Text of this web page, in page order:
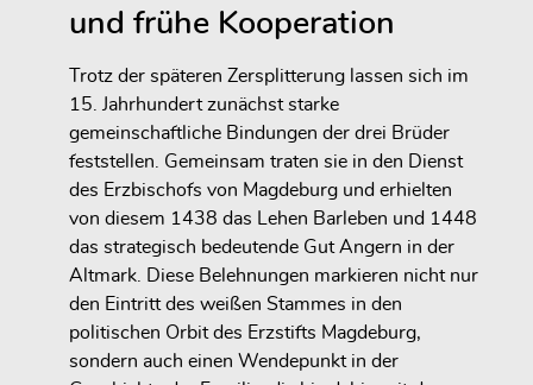
und frühe Kooperation
Trotz der späteren Zersplitterung lassen sich im
15. Jahrhundert zunächst starke
gemeinschaftliche Bindungen der drei Brüder
feststellen. Gemeinsam traten sie in den Dienst
des Erzbischofs von Magdeburg und erhielten
von diesem 1438 das Lehen Barleben und 1448
das strategisch bedeutende Gut Angern in der
Altmark. Diese Belehnungen markieren nicht nur
den Eintritt des weißen Stammes in den
politischen Orbit des Erzstifts Magdeburg,
sondern auch einen Wendepunkt in der